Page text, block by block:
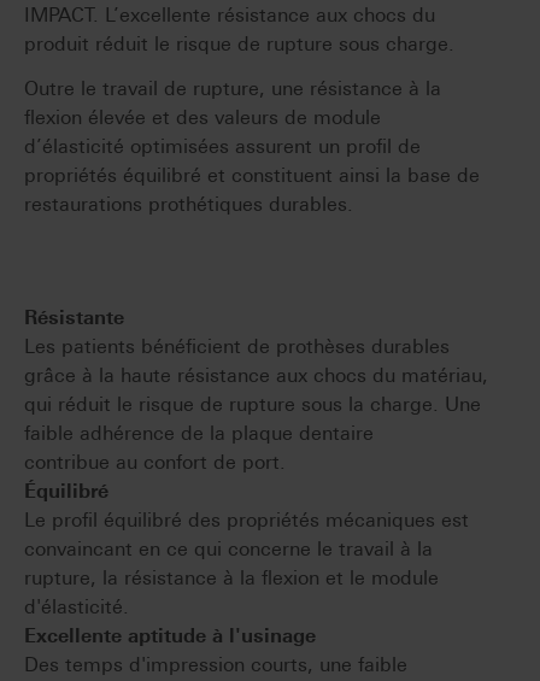
IMPACT. L’excellente résistance aux chocs du
produit réduit le risque de rupture sous charge.
Outre le travail de rupture, une résistance à la
flexion élevée et des valeurs de module
d’élasticité optimisées assurent un profil de
propriétés équilibré et constituent ainsi la base de
restaurations prothétiques durables.
Résistante
Les patients bénéficient de prothèses durables
grâce à la haute résistance aux chocs du matériau,
qui réduit le risque de rupture sous la charge. Une
faible adhérence de la plaque dentaire
contribue au confort de port.
Équilibré
Le profil équilibré des propriétés mécaniques est
convaincant en ce qui concerne le travail à la
rupture, la résistance à la flexion et le module
d'élasticité.
Excellente aptitude à l'usinage
Des temps d'impression courts, une faible